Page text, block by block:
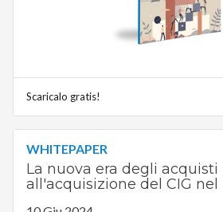
Scaricalo gratis!
WHITEPAPER
La nuova era degli
all'acquisizione del CIG nel